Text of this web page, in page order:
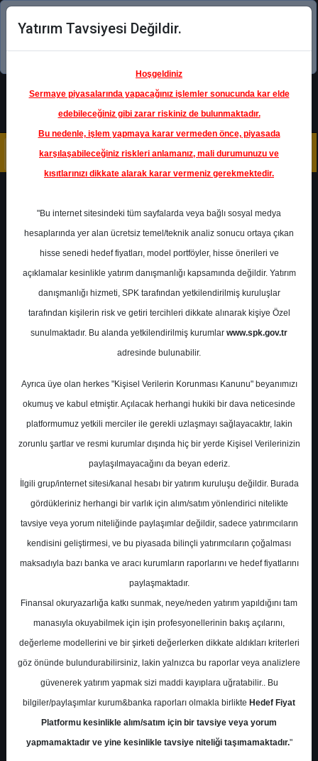
Şimdi uygulamayı indirin!
ANSGR- ANADOLU SİGORTA
ŞİRKETİ
Hedef Fiyat 42.00 ₺
Getiri
%0.00
0
Get.
1
Perşembe, 30 Nisan 2026
En Yüksek Tahmin 53,40 ₺
Ortalama Fiyat Tahmini 44,21 ₺
Ortalama Getiri Potansiyeli %54.58
Kurum Sayısı
7
Al
3
Tut
1
Endeks Üstü
3
Yatırım Tavsiyesi Değildir.
Hoşgeldiniz
Sermaye piyasalarında yapacağınız işlemler sonucunda kar elde
edebileceğiniz gibi zarar riskiniz de bulunmaktadır.
Bu nedenle, işlem yapmaya karar vermeden önce, piyasada
karşılaşabileceğiniz riskleri anlamanız, mali durumunuzu ve
kısıtlarınızı dikkate alarak karar vermeniz gerekmektedir.
"Bu internet sitesindeki tüm sayfalarda veya bağlı sosyal medya
hesaplarında yer alan ücretsiz temel/teknik analiz sonucu ortaya çıkan
hisse senedi hedef fiyatları, model portföyler, hisse önerileri ve
açıklamalar kesinlikle yatırım danışmanlığı kapsamında değildir. Yatırım
danışmanlığı hizmeti, SPK tarafından yetkilendirilmiş kuruluşlar
tarafından kişilerin risk ve getiri tercihleri dikkate alınarak kişiye Özel
sunulmaktadır. Bu alanda yetkilendirilmiş kurumlar www.spk.gov.tr
adresinde bulunabilir.
Ayrıca üye olan herkes "Kişisel Verilerin Korunması Kanunu" beyanımızı
okumuş ve kabul etmiştir. Açılacak herhangi hukiki bir dava neticesinde
platformumuz yetkili merciler ile gerekli uzlaşmayı sağlayacaktır, lakin
zorunlu şartlar ve resmi kurumlar dışında hiç bir yerde Kişisel Verilerinizin
paylaşılmayacağını da beyan ederiz.
İlgili grup/internet sitesi/kanal hesabı bir yatırım kuruluşu değildir. Burada
gördükleriniz herhangi bir varlık için alım/satım yönlendirici nitelikte
tavsiye veya yorum niteliğinde paylaşımlar değildir, sadece yatırımcıların
kendisini geliştirmesi, ve bu piyasada bilinçli yatırımcıların çoğalması
maksadıyla bazı banka ve aracı kurumların raporlarını ve hedef fiyatlarını
paylaşmaktadır.
Finansal okuryazarlığa katkı sunmak, neye/neden yatırım yapıldığını tam
manasıyla okuyabilmek için işin profesyonellerinin bakış açılarını,
değerleme modellerini ve bir şirketi değerlerken dikkate aldıkları kriterleri
göz önünde bulundurabilirsiniz, lakin yalnızca bu raporlar veya analizlere
güvenerek yatırım yapmak sizi maddi kayıplara uğratabilir.. Bu
bilgiler/paylaşımlar kurum&banka raporları olmakla birlikte Hedef Fiyat
Platformu kesinlikle alım/satım için bir tavsiye veya yorum
yapmamaktadır ve yine kesinlikle tavsiye niteliği taşımamaktadır."